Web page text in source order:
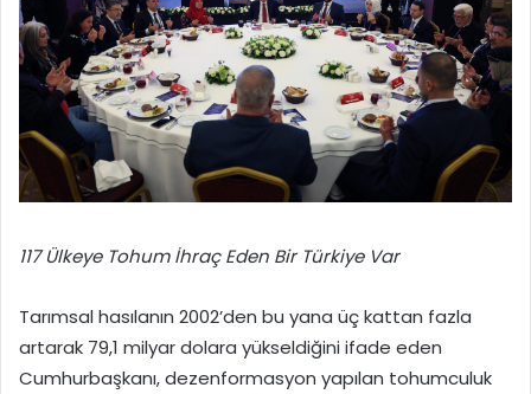
117 Ülkeye Tohum İhraç Eden Bir Türkiye Var
Tarımsal hasılanın 2002’den bu yana üç kattan fazla
artarak 79,1 milyar dolara yükseldiğini ifade eden
Cumhurbaşkanı, dezenformasyon yapılan tohumculuk